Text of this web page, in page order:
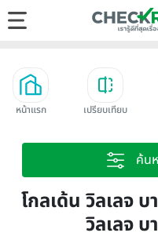
หน้าแรก เปรียบเทียบ
ค้น
โกลเด้น วิลเลจ
วิลเลจ